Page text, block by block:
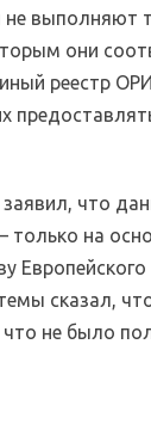
выполняют
они
реестр
что
только на
сказал,
не было